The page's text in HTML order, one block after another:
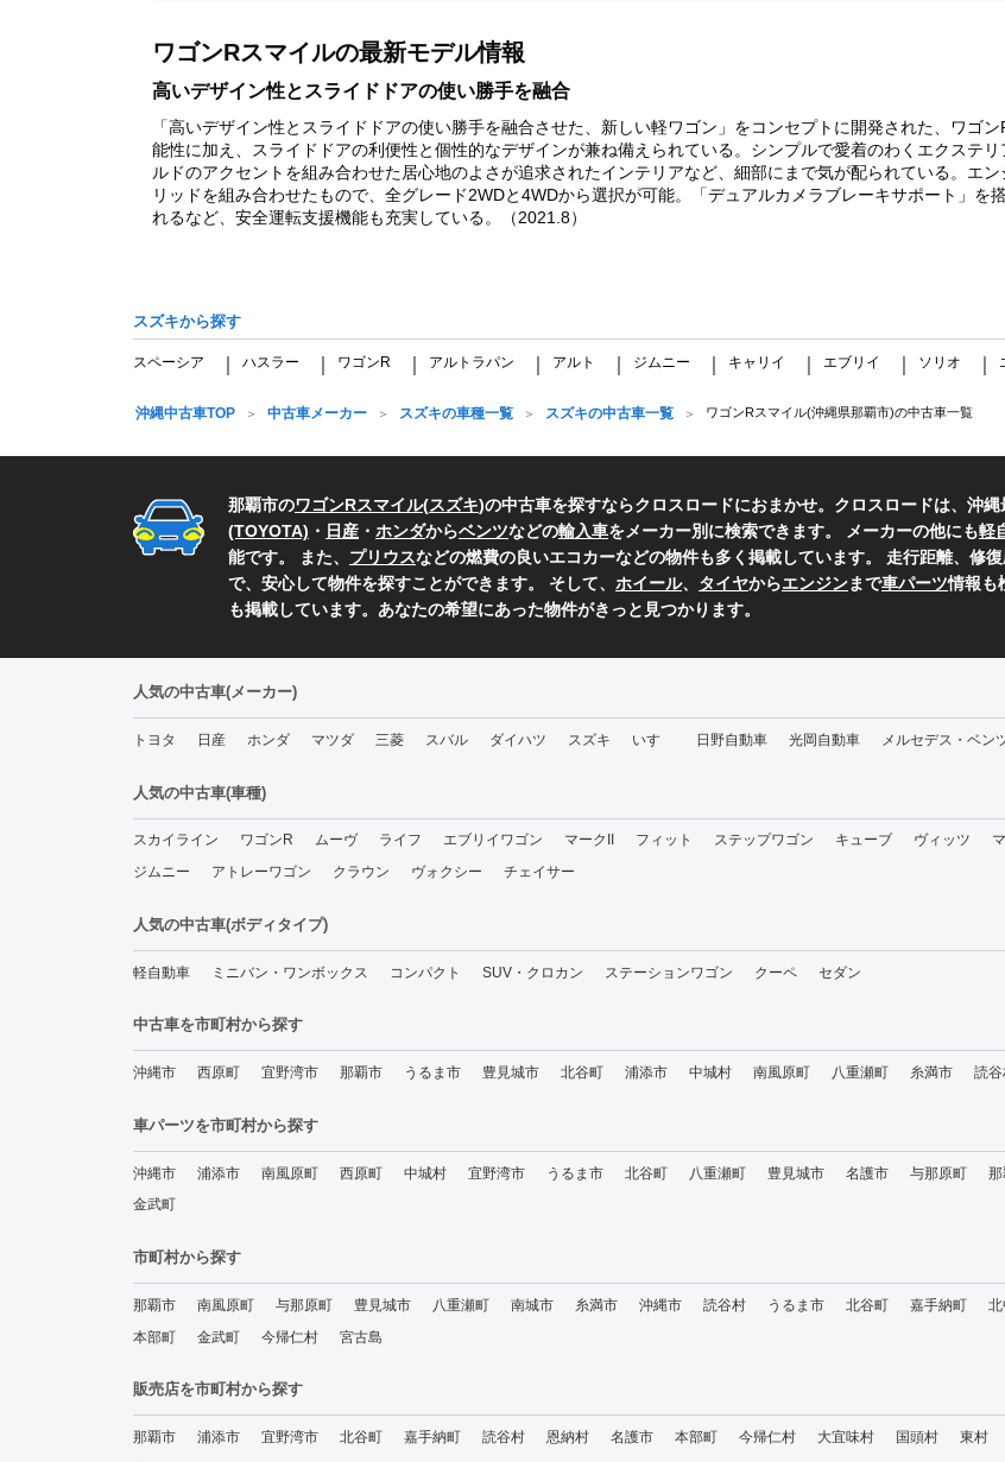
2ワゴンRスマイルの最新モデル情報
高いデザイン性とスライドドアの使い勝手を融合
「高いデザイン性とスライドドアの使い勝手を融合させた、新しい軽ワゴン」をコンセプトに開発された、ワゴ
能性に加え、スライドドアの利便性と個性的なデザインが兼ね備えられている。シンプルで愛着のわくエクステ
ルドのアクセントを組み合わせた居心地のよさが追求されたインテリアなど、細部にまで気が配られている。エ
リッドを組み合わせたもので、全グレード2WDと4WDから選択が可能。「デュアルカメラブレーキサポート」を
れるなど、安全運転支援機能も充実している。（2021.8）
スズキから探す
スペーシア ハスラー ワゴンR アルトラパン アルト ジムニー キャリイ エブリイ ソリオ
沖縄中古車TOP 中古車メーカー スズキの車種一覧 スズキの中古車一覧 ワゴンRスマイル(沖縄県那覇市)の中古車一覧
那覇市のワゴンRスマイル(スズキ)の中古車を探すならクロスロードにおまかせ。クロスロードは、沖
(TOYOTA) ・ 日産 ・ ホンダからベンツなどの輸入車をメーカー別に検索できます。 メーカーの他にも軽
能です。 また、 プリウスなどの燃費の良いエコカーなどの物件も多く掲載しています。 走行距離、修
で、安心して物件を探すことができます。 そして、 ホイール、 タイヤからエンジンまで車パーツ情報も
も掲載しています。あなたの希望にあった物件がきっと見つかります。
人気の中古車(メーカー)
トヨタ 日産 ホンダ マツダ 三菱 スバル ダイハツ スズキ いすゞ 日野自動車 光岡自動車 メルセデス・ベン
人気の中古車(車種)
スカイライン ワゴンR ムーヴ ライフ エブリイワゴン マークII フィット ステップワゴン キューブ ヴィッツ
ジムニー
アトレーワゴン クラウン ヴォクシー チェイサー
人気の中古車(ボディタイプ)
軽自動車 ミニバン・ワンボックス コンパクト SUV・クロカン ステーションワゴン クーペ セダン
中古車を市町村から探す
沖縄市 西原町 宜野湾市 那覇市 うるま市 豊見城市 北谷町 浦添市 中城村 南風原町 八重瀬町 糸満市 読
車パーツを市町村から探す
沖縄市 浦添市 南風原町 西原町 中城村 宜野湾市 うるま市 北谷町 八重瀬町 豊見城市 名護市 与那原町
金武町
市町村から探す
那覇市 南風原町 与那原町 豊見城市 八重瀬町 南城市 糸満市 沖縄市 読谷村 うるま市 北谷町 嘉手納町
本部町
金武町 今帰仁村 宮古島
販売店を市町村から探す
那覇市 浦添市 宜野湾市 北谷町 嘉手納町 読谷村 恩納村 名護市 本部町 今帰仁村 大宜味村 国頭村 東村